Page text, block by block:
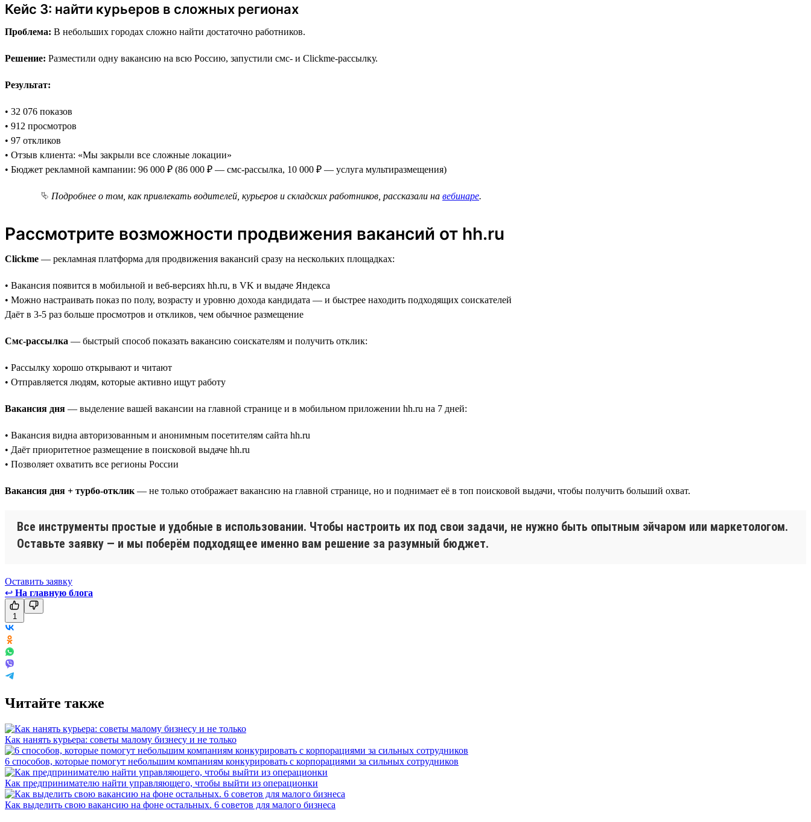
Кейс 3: найти курьеров в сложных регионах
Проблема: В небольших городах сложно найти достаточно работников.
Решение: Разместили одну вакансию на всю Россию, запустили смс- и Clickme-рассылку.
Результат:
• 32 076 показов
• 912 просмотров
• 97 откликов
• Отзыв клиента: «Мы закрыли все сложные локации»
• Бюджет рекламной кампании: 96 000 ₽ (86 000 ₽ — смс-рассылка, 10 000 ₽ — услуга мультиразмещения)
⮱ Подробнее о том, как привлекать водителей, курьеров и складских работников, рассказали на вебинаре.
Рассмотрите возможности продвижения вакансий от hh.ru
Clickme — рекламная платформа для продвижения вакансий сразу на нескольких площадках:
• Вакансия появится в мобильной и веб-версиях hh.ru, в VK и выдаче Яндекса
• Можно настраивать показ по полу, возрасту и уровню дохода кандидата — и быстрее находить подходящих соискателей
Даёт в 3-5 раз больше просмотров и откликов, чем обычное размещение
Смс-рассылка — быстрый способ показать вакансию соискателям и получить отклик:
• Рассылку хорошо открывают и читают
• Отправляется людям, которые активно ищут работу
Вакансия дня — выделение вашей вакансии на главной странице и в мобильном приложении hh.ru на 7 дней:
• Вакансия видна авторизованным и анонимным посетителям сайта hh.ru
• Даёт приоритетное размещение в поисковой выдаче hh.ru
• Позволяет охватить все регионы России
Вакансия дня + турбо-отклик — не только отображает вакансию на главной странице, но и поднимает её в топ поисковой выдачи, чтобы получить больший охват.
Все инструменты простые и удобные в использовании. Чтобы настроить их под свои задачи, не нужно быть опытным эйчаром или маркетологом.
Оставьте заявку — и мы поберём подходящее именно вам решение за разумный бюджет.
Оставить заявку
↩ На главную блога
1
Читайте также
Как нанять курьера: советы малому бизнесу и не только
6 способов, которые помогут небольшим компаниям конкурировать с корпорациями за сильных сотрудников
Как предпринимателю найти управляющего, чтобы выйти из операционки
Как выделить свою вакансию на фоне остальных. 6 советов для малого бизнеса